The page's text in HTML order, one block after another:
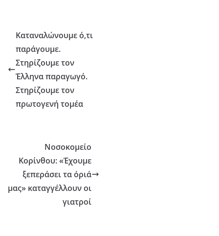
Καταναλώνουμε ό,τι
παράγουμε.
Στηρίζουμε τον
Έλληνα παραγωγό.
Στηρίζουμε τον
πρωτογενή τομέα
Νοσοκομείο
Κορίνθου: «Έχουμε
ξεπεράσει τα όριά
μας» καταγγέλλουν οι
γιατροί